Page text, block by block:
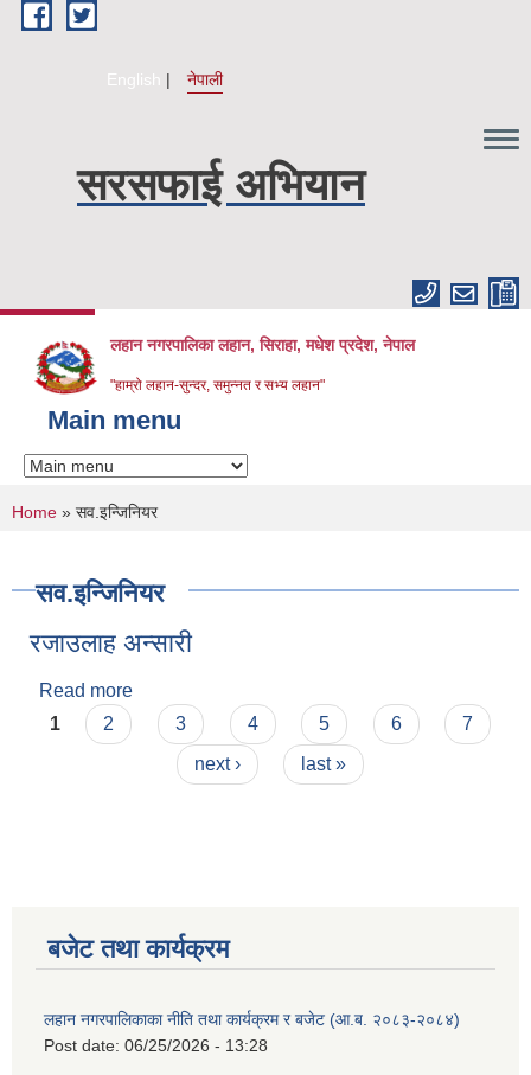
Skip to main content
English नेपाली
सरसफाई अभियान
लहान नगरपालिका लहान, सिराहा, मधेश प्रदेश, नेपाल
"हाम्रो लहान-सुन्दर, समुन्नत र सभ्य लहान"
Main menu
You are here
Home » सव.इन्जिनियर
सव.इन्जिनियर
रजाउलाह अन्सारी
Read more
Pages
1 2 3 4 5 6
7
next ›
last »
बजेट तथा कार्यक्रम
लहान नगरपालिकाका नीति तथा कार्यक्रम र बजेट (आ.ब. २०८३-२०८४)
Post date: 06/25/2026 - 13:28